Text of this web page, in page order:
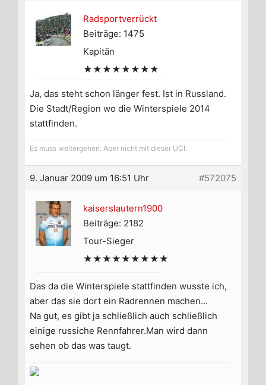
Radsportverrückt
Beiträge: 1475
Kapitän
★★★★★★★★
Ja, das steht schon länger fest. Ist in Russland.
Die Stadt/Region wo die Winterspiele 2014
stattfinden.
Es muss weitergehen. Aber nicht mit dieser UCI.
9. Januar 2009 um 16:51 Uhr #572075
kaiserslautern1900
Beiträge: 2182
Tour-Sieger
★★★★★★★★★
Das da die Winterspiele stattfinden wusste ich,
aber das sie dort ein Radrennen machen…
Na gut, es gibt ja schließlich auch schließlich
einige russiche Rennfahrer.Man wird dann
sehen ob das was taugt.